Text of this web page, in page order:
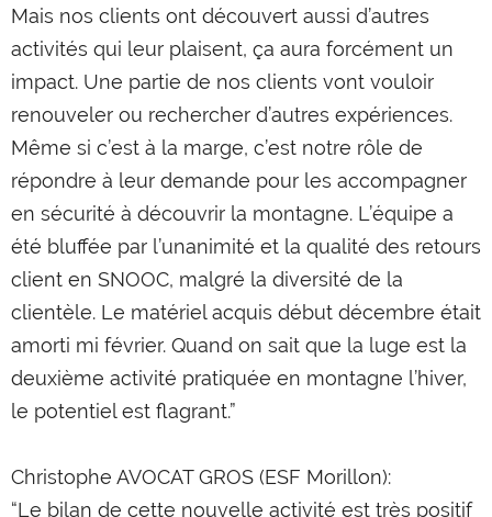
Mais nos clients ont découvert aussi d’autres
activités qui leur plaisent, ça aura forcément un
impact. Une partie de nos clients vont vouloir
renouveler ou rechercher d’autres expériences.
Même si c’est à la marge, c’est notre rôle de
répondre à leur demande pour les accompagner
en sécurité à découvrir la montagne. L’équipe a
été bluffée par l’unanimité et la qualité des retours
client en SNOOC, malgré la diversité de la
clientèle. Le matériel acquis début décembre était
amorti mi février. Quand on sait que la luge est la
deuxième activité pratiquée en montagne l’hiver,
le potentiel est flagrant.”
Christophe AVOCAT GROS (ESF Morillon):
“Le bilan de cette nouvelle activité est très positif